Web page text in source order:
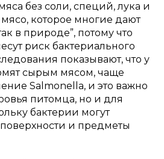
без соли, специй, лука и
которое многие дают
в природе”, потому что
риск бактериального
показывают, что у
сырым мясом, чаще
Salmonella, и это важно
питомца, но и для
бактерии могут
и предметы